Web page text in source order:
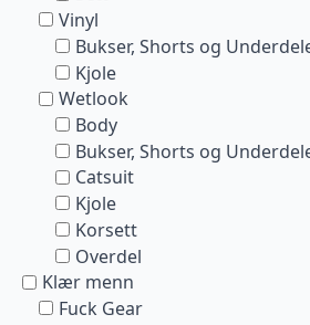
Vinyl
Bukser, Shorts og
Kjole
Wetlook
Body
Bukser, Shorts og
Catsuit
Kjole
Korsett
Overdel
Klær menn
Fuck Gear